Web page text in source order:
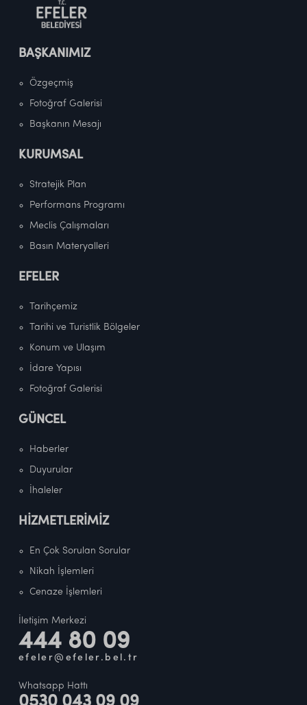
BAŞKANIMIZ
Özgeçmiş
Fotoğraf Galerisi
Başkanın Mesajı
KURUMSAL
Stratejik Plan
Performans Programı
Meclis Çalışmaları
Basın Materyalleri
EFELER
Tarihçemiz
Tarihi ve Turistlik Bölgeler
Konum ve Ulaşım
İdare Yapısı
Fotoğraf Galerisi
GÜNCEL
Haberler
Duyurular
İhaleler
HİZMETLERİMİZ
En Çok Sorulan Sorular
Nikah İşlemleri
Cenaze İşlemleri
İletişim Merkezi
444 80 09
efeler@efeler.bel.tr
Whatsapp Hattı